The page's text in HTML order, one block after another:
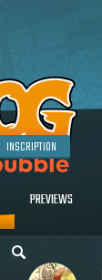
INSCRIPTION
PREVIEWS